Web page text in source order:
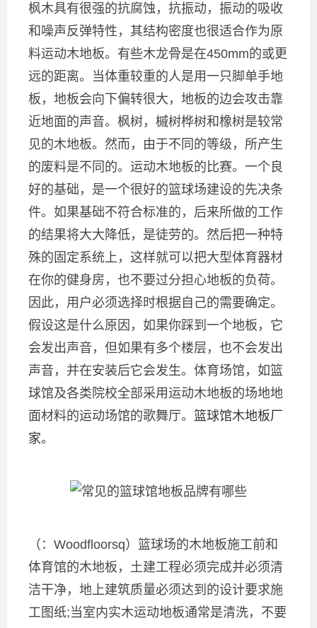
枫木具有很强的抗腐蚀，抗振动，振动的吸收
和噪声反弹特性，其结构密度也很适合作为原
料运动木地板。有些木龙骨是在450mm的或更
远的距离。当体重较重的人是用一只脚单手地
板，地板会向下偏转很大，地板的边会攻击靠
近地面的声音。枫树，槭树桦树和橡树是较常
见的木地板。然而，由于不同的等级，所产生
的废料是不同的。运动木地板的比赛。一个良
好的基础，是一个很好的篮球场建设的先决条
件。如果基础不符合标准的，后来所做的工作
的结果将大大降低，是徒劳的。然后把一种特
殊的固定系统上，这样就可以把大型体育器材
在你的健身房，也不要过分担心地板的负荷。
因此，用户必须选择时根据自己的需要确定。
假设这是什么原因，如果你踩到一个地板，它
会发出声音，但如果有多个楼层，也不会发出
声音，并在安装后它会发生。体育场馆，如篮
球馆及各类院校全部采用运动木地板的场地地
面材料的运动场馆的歌舞厅。 篮球馆木地板厂
家。
（：Woodfloorsq）篮球场的木地板施工前和
体育馆的木地板，土建工程必须完成并必须清
洁干净，地上建筑质量必须达到的设计要求施
工图纸;当室内实木运动地板通常是清洗，不要